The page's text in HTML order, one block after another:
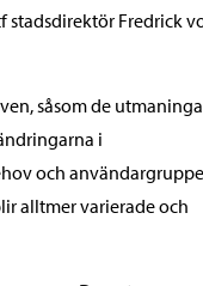
stadsdirektör Fredrick
såsom de
i
och
alltmer varierade och